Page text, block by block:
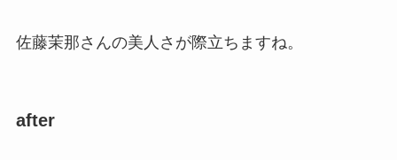
佐藤茉那さんの美人さが際立ちますね。
after